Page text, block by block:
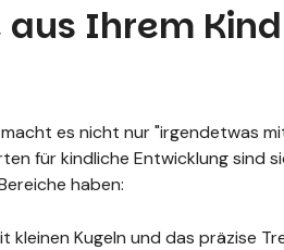
Ihrem
es nicht nur "irgendetwas
für kindliche Entwicklung sind
haben:
kleinen Kugeln und das präzise